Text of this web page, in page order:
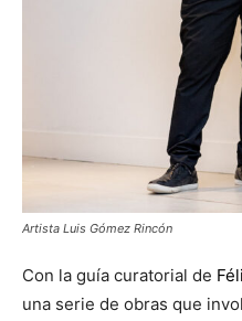
Artista Luis Gómez Rincón
Con la guía curatorial de
una serie de obras que